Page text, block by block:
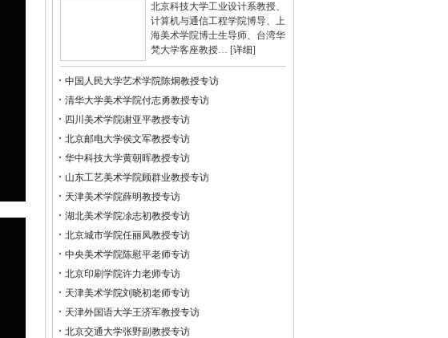
北京科技大学工业设计系教授、
计算机与通信工程学院博导、上
海美术学院博士生导师、台湾华
梵大学客座教授… [详细]
中国人民大学艺术学院陈炯教授专访
清华大学美术学院付志勇教授专访
四川美术学院谢亚平教授专访
北京邮电大学侯文军教授专访
华中科技大学黄朝晖教授专访
山东工艺美术学院顾群业教授专访
天津美术学院薛明教授专访
湖北美术学院凃志初教授专访
北京城市学院任丽凤教授专访
中央美术学院陈慰平老师专访
北京印刷学院许力老师专访
天津美术学院刘晓初老师专访
天津外国语大学王济军教授专访
北京交通大学张野副教授专访